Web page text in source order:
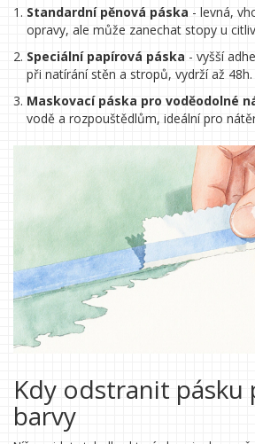
Standardní pěnová páska - levná,
opravy, ale může zanechat stopy u
Speciální papírová páska - vyšší
při natírání stěn a stropů, vydrží až 48h.
Maskovací páska pro voděodolné
vodě a rozpouštědlům, ideální pro
Kdy odstranit pásku
barvy